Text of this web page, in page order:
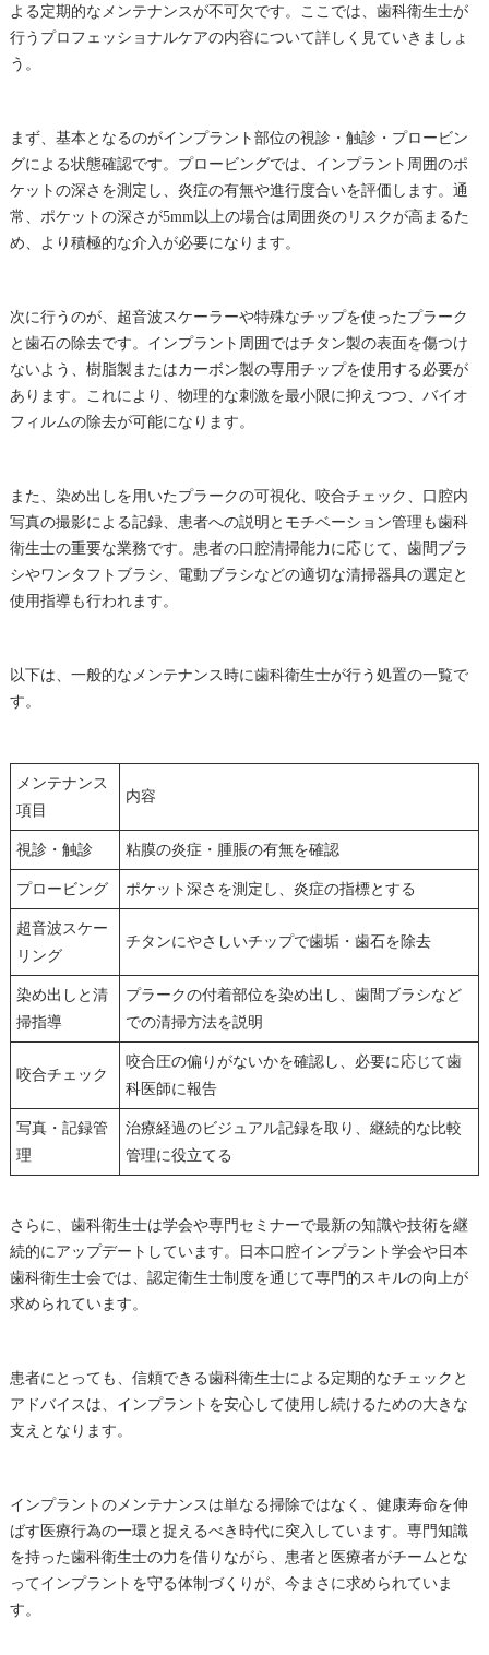
よる定期的なメンテナンスが不可欠です。ここでは、歯科衛生士が
行うプロフェッショナルケアの内容について詳しく見ていきましょ
う。
まず、基本となるのがインプラント部位の視診・触診・プロービン
グによる状態確認です。プロービングでは、インプラント周囲のポ
ケットの深さを測定し、炎症の有無や進行度合いを評価します。通
常、ポケットの深さが5mm以上の場合は周囲炎のリスクが高まるた
め、より積極的な介入が必要になります。
次に行うのが、超音波スケーラーや特殊なチップを使ったプラーク
と歯石の除去です。インプラント周囲ではチタン製の表面を傷つけ
ないよう、樹脂製またはカーボン製の専用チップを使用する必要が
あります。これにより、物理的な刺激を最小限に抑えつつ、バイオ
フィルムの除去が可能になります。
また、染め出しを用いたプラークの可視化、咬合チェック、口腔内
写真の撮影による記録、患者への説明とモチベーション管理も歯科
衛生士の重要な業務です。患者の口腔清掃能力に応じて、歯間ブラ
シやワンタフトブラシ、電動ブラシなどの適切な清掃器具の選定と
使用指導も行われます。
以下は、一般的なメンテナンス時に歯科衛生士が行う処置の一覧で
す。
メンテナンス
項目
内容
視診・触診 粘膜の炎症・腫脹の有無を確認
プロービング ポケット深さを測定し、炎症の指標とする
超音波スケー
リング
チタンにやさしいチップで歯垢・歯石を除去
染め出しと清
掃指導
プラークの付着部位を染め出し、歯間ブラシなど
での清掃方法を説明
咬合チェック
咬合圧の偏りがないかを確認し、必要に応じて歯
科医師に報告
写真・記録管
理
治療経過のビジュアル記録を取り、継続的な比較
管理に役立てる
さらに、歯科衛生士は学会や専門セミナーで最新の知識や技術を継
続的にアップデートしています。日本口腔インプラント学会や日本
歯科衛生士会では、認定衛生士制度を通じて専門的スキルの向上が
求められています。
患者にとっても、信頼できる歯科衛生士による定期的なチェックと
アドバイスは、インプラントを安心して使用し続けるための大きな
支えとなります。
インプラントのメンテナンスは単なる掃除ではなく、健康寿命を伸
ばす医療行為の一環と捉えるべき時代に突入しています。専門知識
を持った歯科衛生士の力を借りながら、患者と医療者がチームとな
ってインプラントを守る体制づくりが、今まさに求められていま
す。